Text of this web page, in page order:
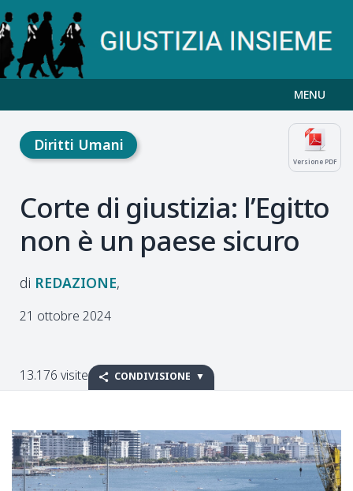
MENU
Versione PDF
Diritti Umani
Corte di giustizia: l’Egitto
non è un paese sicuro
REDAZIONE
21 ottobre 2024
13.176 visite CONDIVISIONE